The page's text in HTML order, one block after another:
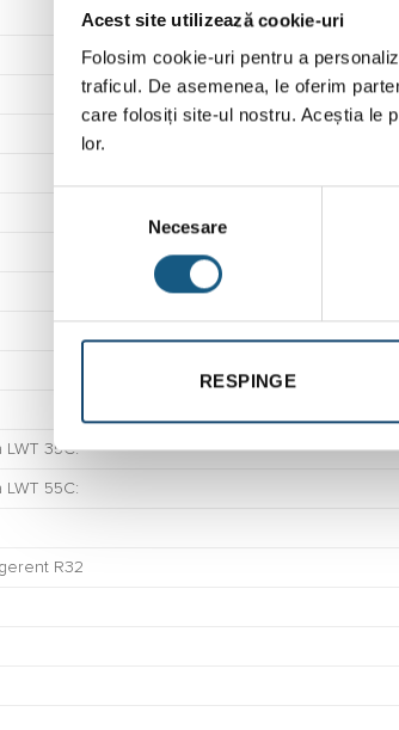
Acest site utilizează cookie-uri
Folosim cookie-uri pentru a
traficul. De asemenea, le oferim
care folosiți site-ul nostru. Aceștia le
lor.
consimțământului
Necesare
RESPINGE
35C:
55C:
R32